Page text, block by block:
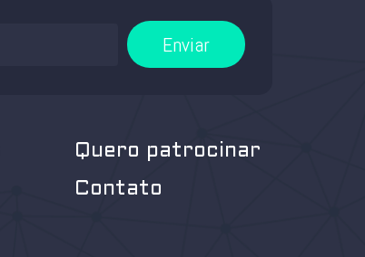
Enviar
Quero patrocinar
Contato